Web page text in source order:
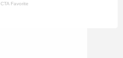
CTA Favorite